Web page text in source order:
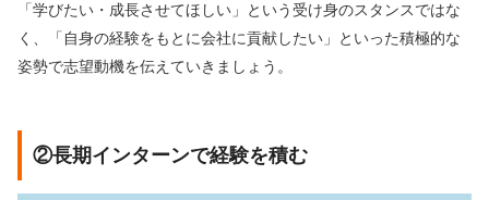
「学びたい・成長させてほしい」という受け身のスタンスではな
く、「自身の経験をもとに会社に貢献したい」といった積極的な
姿勢で志望動機を伝えていきましょう。
②長期インターンで経験を積む